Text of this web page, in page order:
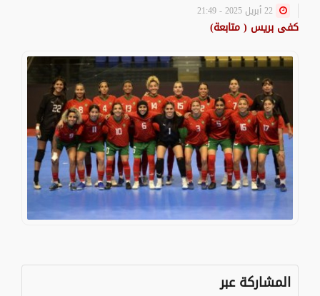
كفى بريس ( متابعة)
المشاركة عبر